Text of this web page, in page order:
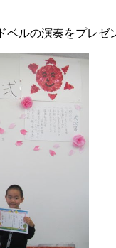
ベルの演奏をプレゼ